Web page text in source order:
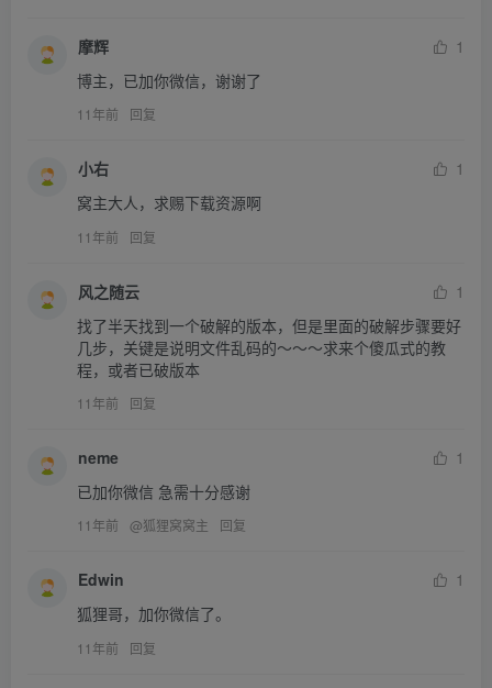
摩辉
1
博主，已加你微信，谢谢了
11年前 回复
小右
1
窝主大人，求赐下载资源啊
11年前 回复
风之随云
1
找了半天找到一个破解的版本，但是里面的破解步骤要好
几步，关键是说明文件乱码的～～～求来个傻瓜式的教
程，或者已破版本
11年前 回复
neme
1
已加你微信 急需十分感谢
11年前 @狐狸窝窝主 回复
Edwin
1
狐狸哥，加你微信了。
11年前 回复